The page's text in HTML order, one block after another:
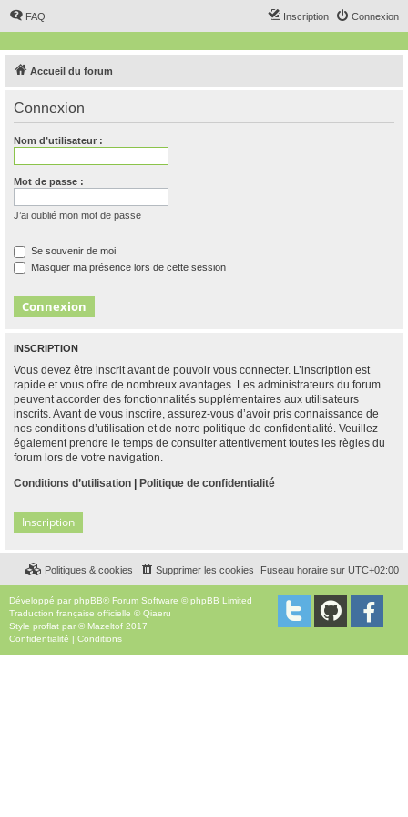
FAQ Connexion
Inscription
Accueil du forum
Connexion
Nom d’utilisateur :
Mot de passe :
J’ai oublié mon mot de passe
Se souvenir de moi
Masquer ma présence lors de cette session
INSCRIPTION
Vous devez être inscrit avant de pouvoir vous connecter. L’inscription est
rapide et vous offre de nombreux avantages. Les administrateurs du forum
peuvent accorder des fonctionnalités supplémentaires aux utilisateurs
inscrits. Avant de vous inscrire, assurez-vous d’avoir pris connaissance de
nos conditions d’utilisation et de notre politique de confidentialité. Veuillez
également prendre le temps de consulter attentivement toutes les règles du
forum lors de votre navigation.
Conditions d’utilisation | Politique de confidentialité
Inscription
Fuseau horaire sur UTC+02:00
Supprimer les cookies
Politiques & cookies
Développé par phpBB® Forum Software © phpBB Limited
Traduction française officielle ©Qiaeru
Style proflat par © Mazeltof 2017
Confidentialité | Conditions